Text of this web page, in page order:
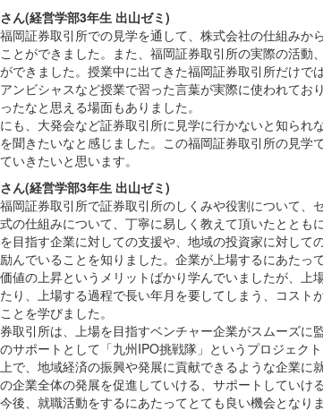
ん(経営学部3年生 出山ゼミ)
岡証券取引所での見学を通して、株式会社の仕組みか
とができました。また、福岡証券取引所の実際の活動
できました。授業中に出てきた福岡証券取引所だけで
ンビシャスなど授業で習った言葉が実際に使われてお
たなと思える場面もありました。
も、大発会など証券取引所に見学に行かないと知られ
聞きたいなと感じました。この福岡証券取引所の見学
いきたいと思います。
ん(経営学部3年生 出山ゼミ)
岡証券取引所で証券取引所のしくみや役割について、
の仕組みについて、丁寧に易しく教えて頂いたととも
目指す企業に対しての支援や、地域の投資家に対して
んでいることを知りました。企業が上場するにあた
値の上昇というメリットばかり学んでいましたが、上
り、上場する過程で長い年月を要してしまう、コス
とを学びました。
取引所は、上場を目指すベンチャー企業がスムーズに
サポートとして「九州IPO挑戦隊」というプロジェク
で、地域経済の振興や発展に貢献できるような企業に
企業全体の発展を促進していける、サポートしてい
後、就職活動をするにあたってとても良い機会となりま